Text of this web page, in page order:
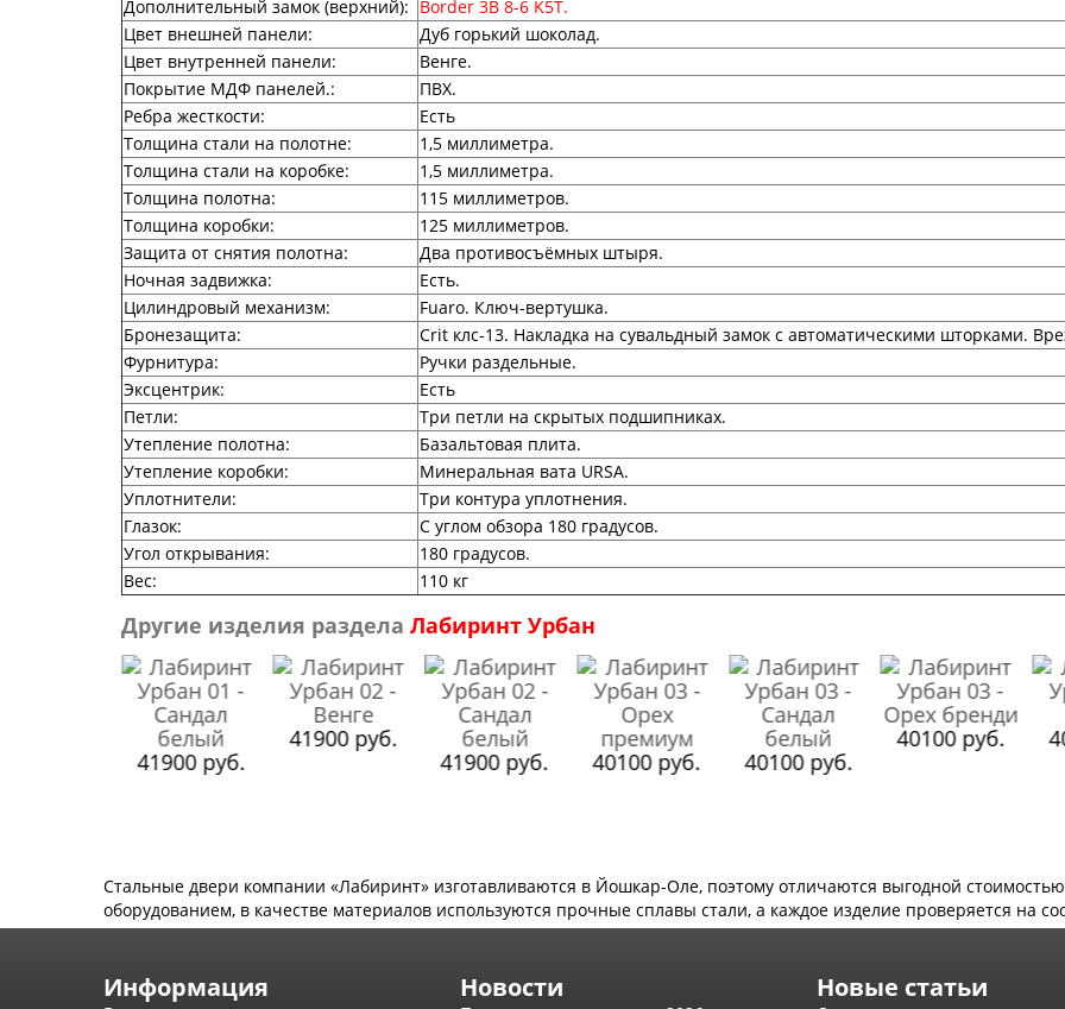
Дополнительный замок (верхний): Border 3B 8-6 K5T.
Цвет внешней панели:
Дуб горький шоколад.
Цвет внутренней панели:
Венге.
Покрытие МДФ панелей.:
ПВХ.
Ребра жесткости:
Есть
Толщина стали на полотне:
1,5 миллиметра.
Толщина стали на коробке:
1,5 миллиметра.
Толщина полотна:
115 миллиметров.
Толщина коробки:
125 миллиметров.
Защита от снятия полотна:
Два противосъёмных штыря.
Ночная задвижка:
Есть.
Цилиндровый механизм:
Fuaro. Ключ-вертушка.
Бронезащита:
Crit клс-13. Накладка на сувальдный замок с автоматическими шторками.
Фурнитура:
Ручки раздельные.
Эксцентрик:
Есть
Петли:
Три петли на скрытых подшипниках.
Утепление полотна:
Базальтовая плита.
Утепление коробки:
Минеральная вата URSA.
Уплотнители:
Три контура уплотнения.
Глазок:
С углом обзора 180 градусов.
Угол открывания:
180 градусов.
Вес: 110 кг
Другие изделия раздела Лабиринт Урбан
41900 руб.
41900 руб.
41900 руб.
40100 руб. 40100 руб.
40100 руб.
Стальные двери компании «Лабиринт» изготавливаются в Йошкар-Оле, поэтому отличаются выгодной
оборудованием, в качестве материалов используются прочные сплавы стали, а каждое изделие проверяется на
Информация Новости Новые статьи